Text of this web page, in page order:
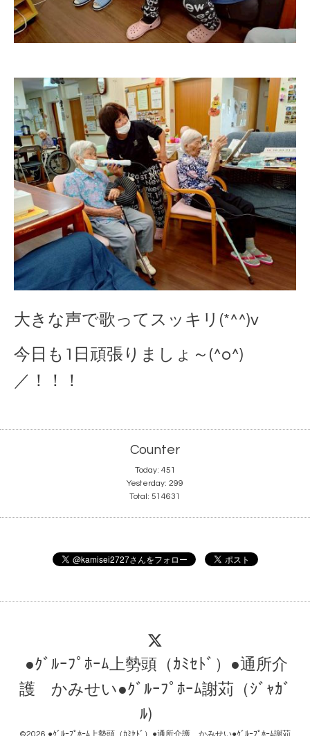
大きな声で歌ってスッキリ(*^^)v
今日も1日頑張りましょ～(^o^)
／！！！
Counter
Today: 451
Yesterday: 299
Total: 514631
●ｸﾞﾙｰﾌﾟﾎｰﾑ上勢頭（ｶﾐｾﾄﾞ）●通所介
護 かみせい●ｸﾞﾙｰﾌﾟﾎｰﾑ謝苅（ｼﾞｬｶﾞ
ﾙ)
©2026 ●ｸﾞﾙｰﾌﾟﾎｰﾑ上勢頭（ｶﾐｾﾄﾞ）●通所介護 かみせい●ｸﾞﾙｰﾌﾟﾎｰﾑ謝苅